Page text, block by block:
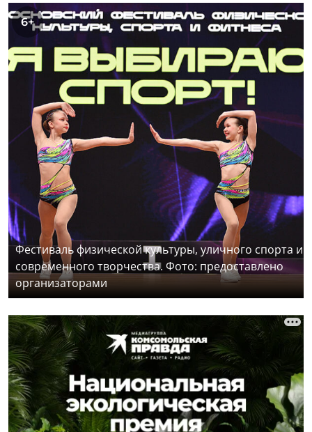
6+
Фестиваль физической культуры, уличного спорта и
современного творчества. Фото: предоставлено
организаторами